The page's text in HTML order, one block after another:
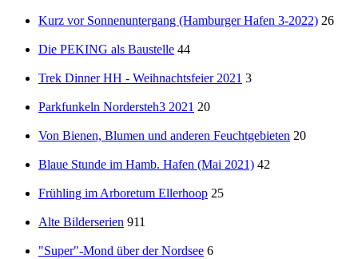
Kurz vor Sonnenuntergang (Hamburger Hafen 3-2022) 26
Die PEKING als Baustelle 44
Trek Dinner HH - Weihnachtsfeier 2021 3
Parkfunkeln Nordersteh3 2021 20
Von Bienen, Blumen und anderen Feuchtgebieten 20
Blaue Stunde im Hamb. Hafen (Mai 2021) 42
Frühling im Arboretum Ellerhoop 25
Alte Bilderserien 911
"Super"-Mond über der Nordsee 6